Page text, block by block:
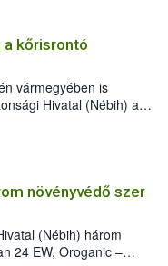
a kőrisrontó
vármegyében is
Hivatal (Nébih) a
jelenlétét. A
meg, de már fertőzött
a szlovák
megállítása érdekében.
növényvédő szer
(Nébih) három
24 EW, Oroganic –